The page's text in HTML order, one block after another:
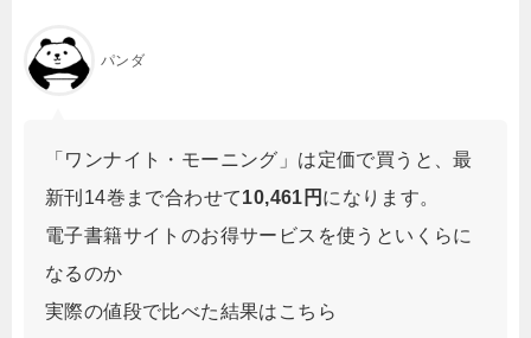
パンダ
「ワンナイト・モーニング」は定価で買うと、最
新刊14巻まで合わせて10,461円 になります。
電子書籍サイトのお得サービスを使うといくらに
なるのか
実際の値段で比べた結果はこちら